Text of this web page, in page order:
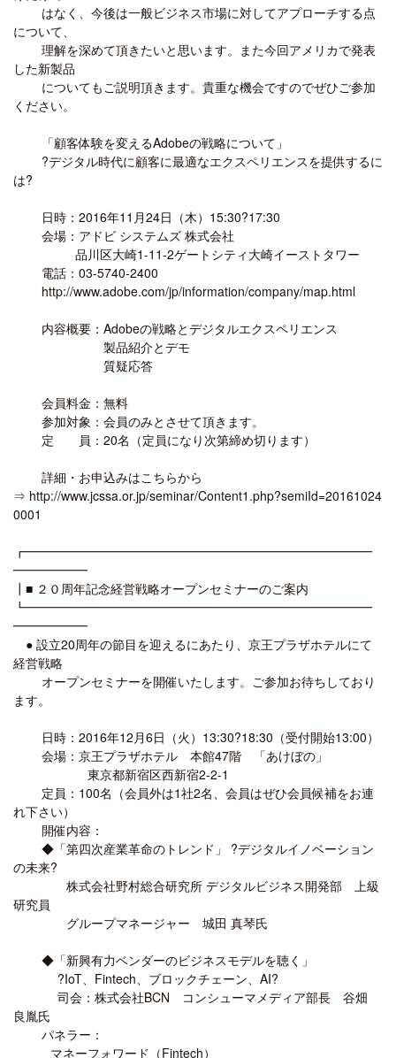
はなく、今後は一般ビジネス市場に対してアプローチする点
について、
理解を深めて頂きたいと思います。また今回アメリカで発表
した新製品
についてもご説明頂きます。貴重な機会ですのでぜひご参加
ください。
「顧客体験を変えるAdobeの戦略について」
?デジタル時代に顧客に最適なエクスペリエンスを提供するに
は?
日時：2016年11月24日（木）15:30?17:30
会場：アドビ システムズ 株式会社
品川区大崎1-11-2ゲートシティ大崎イーストタワー
電話：03-5740-2400
http://www.adobe.com/jp/information/company/map.html
内容概要：Adobeの戦略とデジタルエクスペリエンス
製品紹介とデモ
質疑応答
会員料金：無料
参加対象：会員のみとさせて頂きます。
定 員：20名（定員になり次第締め切ります）
詳細・お申込みはこちらから
⇒ http://www.jcssa.or.jp/seminar/Content1.php?semiId=20161024
0001
┏━━━━━━━━━━━━━━━━━━━━━━━━━━━━
━━━━━━
┃■ ２０周年記念経営戦略オープンセミナーのご案内
┗━━━━━━━━━━━━━━━━━━━━━━━━━━━━
━━━━━━
● 設立20周年の節目を迎えるにあたり、京王プラザホテルにて
経営戦略
オープンセミナーを開催いたします。ご参加お待ちしており
ます。
日時：2016年12月6日（火）13:30?18:30（受付開始13:00）
会場：京王プラザホテル 本館47階 「あけぼの」
東京都新宿区西新宿2-2-1
定員：100名（会員外は1社2名、会員はぜひ会員候補をお連
れ下さい）
開催内容：
◆「第四次産業革命のトレンド」 ?デジタルイノベーション
の未来?
株式会社野村総合研究所 デジタルビジネス開発部 上級
研究員
グループマネージャー 城田 真琴氏
◆「新興有力ベンダーのビジネスモデルを聴く」
?IoT、Fintech、ブロックチェーン、AI?
司会：株式会社BCN コンシューマメディア部長 谷畑
良胤氏
パネラー：
マネーフォワード（Fintech）